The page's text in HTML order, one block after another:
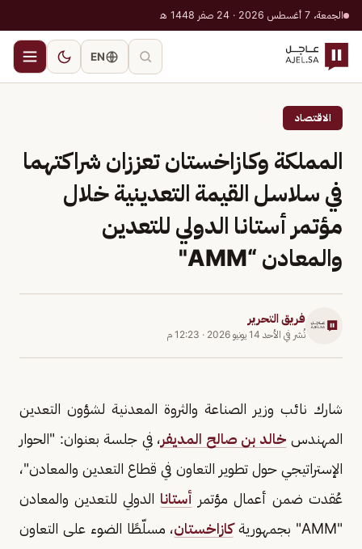
الجمعة، 7 أغسطس 2026 · 24 صفر 1448 هـ
EN
الاقتصاد
المملكة وكازاخستان تعززان شراكتهما
في سلاسل القيمة التعدينية خلال
مؤتمر أستانا الدولي للتعدين
والمعادن “AMM"
فريق التحرير
نُشر في الأحد 14 يونيو 2026 · 12:23 م
شارك نائب وزير الصناعة والثروة المعدنية لشؤون التعدين
المهندس خالد بن صالح المديفر، في جلسة بعنوان: "الحوار
الإستراتيجي حول تطوير التعاون في قطاع التعدين والمعادن"،
عُقدت ضمن أعمال مؤتمر أستانا الدولي للتعدين والمعادن
"AMM" بجمهورية
كازاخستان، مسلّطًا الضوء على التعاون